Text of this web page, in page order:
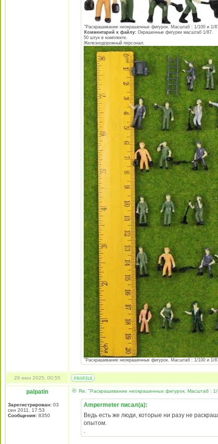
"Раскрашивание неокрашенных фигурок. Масштаб : 1/100 и 1/
Комментарий к файлу: Окрашенные фигурки масштаб 1/87.
50 штук в комплекте.
Железнодорожный персонал.
"Раскрашивание неокрашенных фигурок. Масштаб : 1/100 и 1/
29 июн 2025, 00:55
palpatin
Зарегистрирован: 03
сен 2011, 17:53
Сообщения: 8350
Re: "Раскрашивание неокрашенных фигурок. Масштаб :
Ampermeter писал(а):
Ведь есть же люди, которые ни разу не
опытом.
.